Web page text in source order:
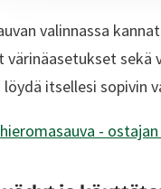
valinnassa
itsellesi sopivin
-